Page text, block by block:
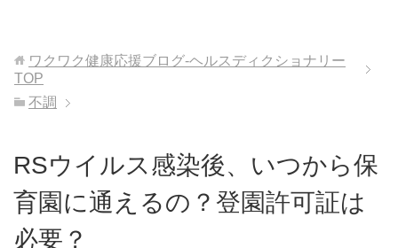
ワクワク健康応援ブログ-ヘルスディクショナリー
TOP
不調
RSウイルス感染後、いつから保
育園に通えるの？登園許可証は
必要？